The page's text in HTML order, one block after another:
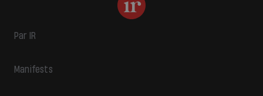
Par IR
Manifests